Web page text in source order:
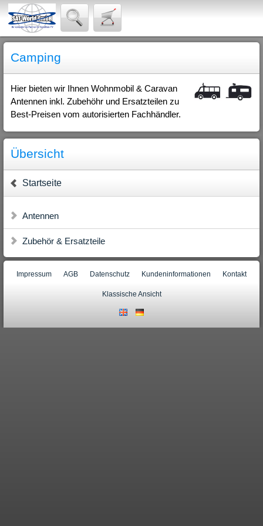
Camping
Hier bieten wir Ihnen Wohnmobil & Caravan
Antennen inkl. Zubehöhr und Ersatzteilen zu
Best-Preisen vom autorisierten Fachhändler.
Übersicht
Startseite
Antennen
Zubehör & Ersatzteile
Impressum AGB Datenschutz Kundeninformationen Kontakt
Klassische Ansicht